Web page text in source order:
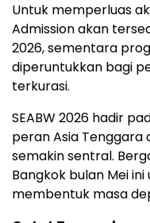
Untuk memperluas
Admission akan
2026, sementara
diperuntukkan bagi
terkurasi.
SEABW 2026 hadir
peran Asia Tenggara
semakin sentral.
Bangkok bulan Mei
membentuk masa